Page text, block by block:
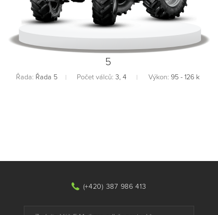
5
Řada: Řada 5 Počet válců: 3, 4 Výkon: 95 - 126 k
(+420) 387 986 413